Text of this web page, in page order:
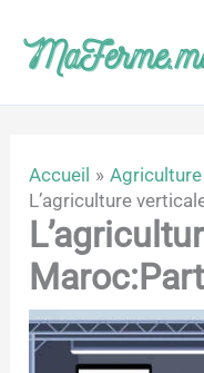
contenu
Accueil
Agriculture
L’agriculture